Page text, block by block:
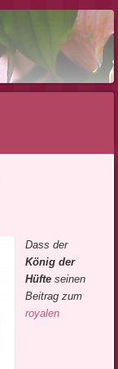
Dass der
König der
Hüfteseinen
Beitrag zum
royalen